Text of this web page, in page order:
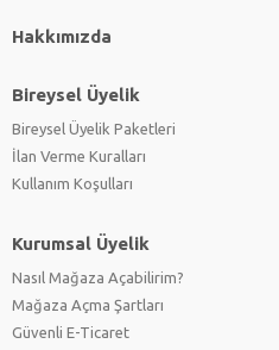
Hakkımızda
Bireysel Üyelik
Bireysel Üyelik Paketleri
İlan Verme Kuralları
Kullanım Koşulları
Kurumsal Üyelik
Nasıl Mağaza Açabilirim?
Mağaza Açma Şartları
Güvenli E-Ticaret